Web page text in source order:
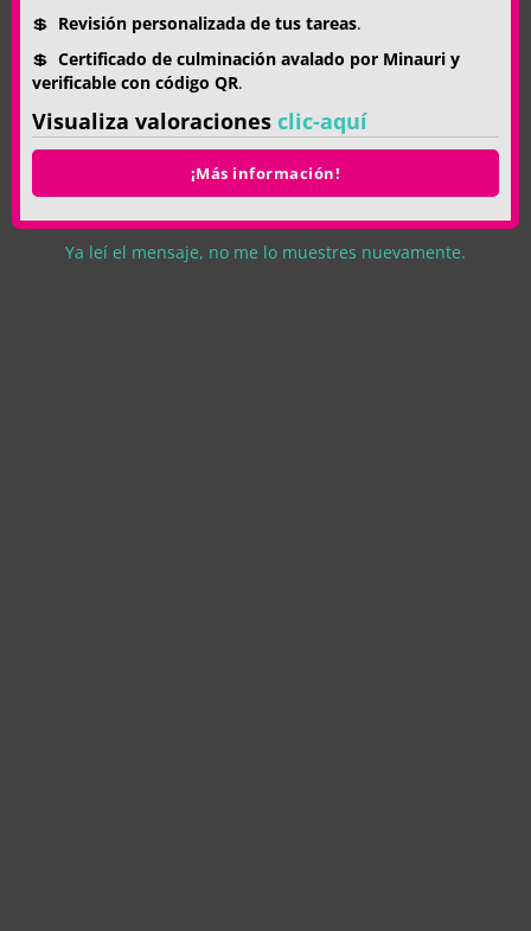
💲 Revisión personalizada de tus tareas.
💲 Certificado de culminación avalado por Minauri y
verificable con código QR.
Visualiza valoraciones clic-aquí
¡Más información!
Ya leí el mensaje, no me lo muestres nuevamente.